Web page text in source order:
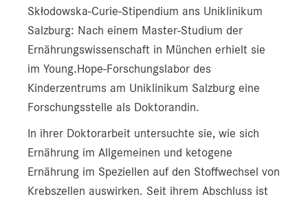
Skłodowska-Curie-Stipendium ans Uniklinikum
Salzburg: Nach einem Master-Studium der
Ernährungswissenschaft in München erhielt sie
im Young.Hope-Forschungslabor des
Kinderzentrums am Uniklinikum Salzburg eine
Forschungsstelle als Doktorandin.
In ihrer Doktorarbeit untersuchte sie, wie sich
Ernährung im Allgemeinen und ketogene
Ernährung im Speziellen auf den Stoffwechsel von
Krebszellen auswirken. Seit ihrem Abschluss ist